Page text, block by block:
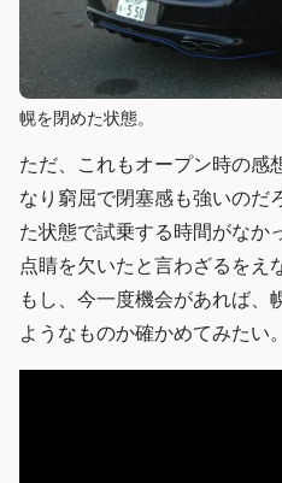
幌を閉めた状態。
ただ、これもオープン時の感
なり窮屈で閉塞感も強いのだ
た状態で試乗する時間がなか
点睛を欠いたと言わざるをえ
もし、今一度機会があれば、
ようなものか確かめてみたい。